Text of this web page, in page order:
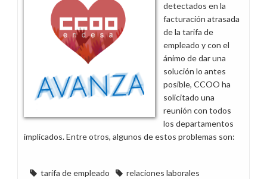
detectados en la
facturación atrasada
de la tarifa de
empleado y con el
ánimo de dar una
solución lo antes
posible, CCOO ha
solicitado una
reunión con todos
los departamentos
implicados. Entre otros, algunos de estos problemas son:
tarifa de empleado
relaciones laborales